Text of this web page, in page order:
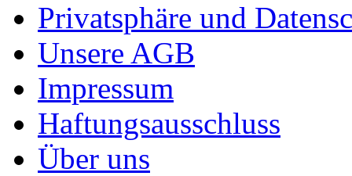
Privatsphäre und
Unsere AGB
Impressum
Haftungsausschluss
Über uns